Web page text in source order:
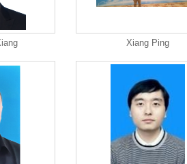
Xiang Ping